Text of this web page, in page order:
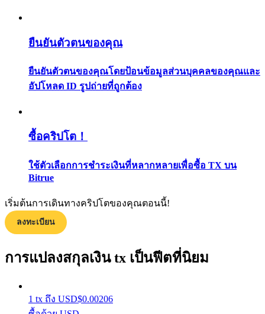
เรียนรู้วิธีการรักษาผลกำไร
ยืนยันตัวตนของคุณ
ยืนยันตัวตนของคุณโดยป้อนข้อมูลส่วนบุคคลของคุณและ
อัปโหลด ID รูปถ่ายที่ถูกต้อง
ซื้อคริปโต！
ใช้ตัวเลือกการชำระเงินที่หลากหลายเพื่อซื้อ TX บน
Bitrue
เริ่มต้นการเดินทางคริปโตของคุณตอนนี้!
ลงทะเบียน
การแปลงสกุลเงิน tx เป็นฟีตที่นิยม
1 tx ถึง USD$0.00206